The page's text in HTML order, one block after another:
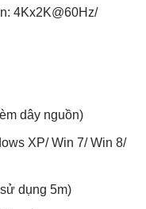
4Kx2K@60Hz/
dây nguồn)
XP/ Win 7/ Win 8/
dụng 5m)